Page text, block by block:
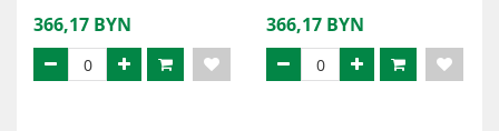
366,17 BYN 366,17 BYN